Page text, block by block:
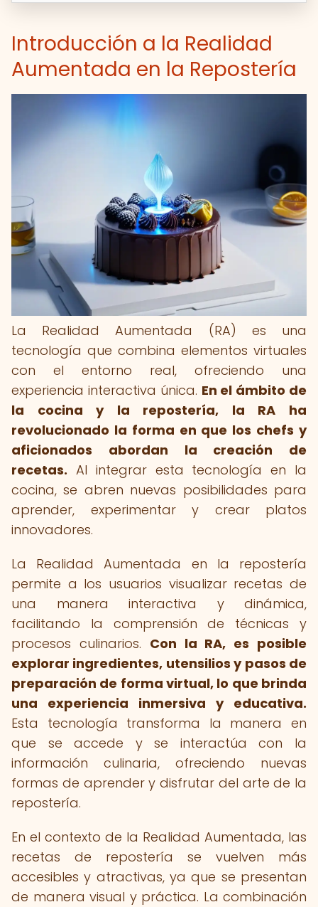
Introducción a la Realidad
Aumentada en la Repostería
La Realidad Aumentada (RA) es una
tecnología que combina elementos virtuales
con el entorno real, ofreciendo una
experiencia interactiva única. En el ámbito de
la cocina y la repostería, la RA ha
revolucionado la forma en que los chefs y
aficionados abordan la creación de
recetas. Al integrar esta tecnología en la
cocina, se abren nuevas posibilidades para
aprender, experimentar y crear platos
innovadores.
La Realidad Aumentada en la repostería
permite a los usuarios visualizar recetas de
una manera interactiva y dinámica,
facilitando la comprensión de técnicas y
procesos culinarios. Con la RA, es posible
explorar ingredientes, utensilios y pasos de
preparación de forma virtual, lo que brinda
una experiencia inmersiva y educativa.
Esta tecnología transforma la manera en
que se accede y se interactúa con la
información culinaria, ofreciendo nuevas
formas de aprender y disfrutar del arte de la
repostería.
En el contexto de la Realidad Aumentada, las
recetas de repostería se vuelven más
accesibles y atractivas, ya que se presentan
de manera visual y práctica. La combinación